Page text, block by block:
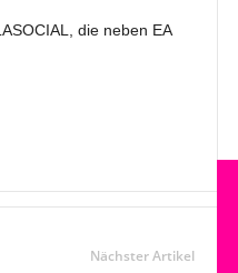
die neben EA
Nächster Artikel